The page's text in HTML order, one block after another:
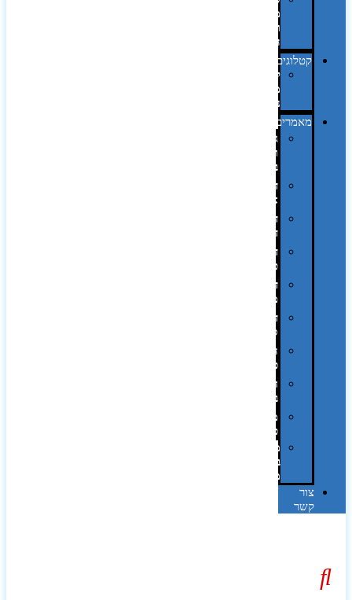
מחשב
וציוד
היקפי
קטלוגים
קטלוג
מוצרי
נייר
מאמרים
גימורים
והשבחות
בדפוס
דפוס
אופסט
דפוס
דיגיטלי
דפוס
טמפון
דפוס
משי
דפוס
סובלימציה
הדפס
פרוצס
חריטה
בלייזר
מהו
פנטון?
מיתוג
באמצעות
מדבקות
צור
קשר